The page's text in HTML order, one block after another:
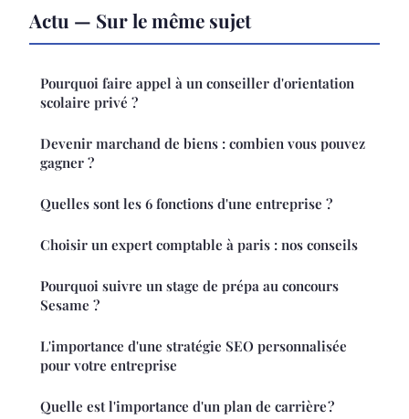
Actu — Sur le même sujet
Pourquoi faire appel à un conseiller d'orientation
scolaire privé ?
Devenir marchand de biens : combien vous pouvez
gagner ?
Quelles sont les 6 fonctions d'une entreprise ?
Choisir un expert comptable à paris : nos conseils
Pourquoi suivre un stage de prépa au concours
Sesame ?
L'importance d'une stratégie SEO personnalisée
pour votre entreprise
Quelle est l'importance d'un plan de carrière ?